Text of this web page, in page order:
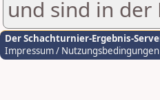
und sind in
Der Schachturnier-Ergebnis-
Impressum / Nutzungsbedingungen